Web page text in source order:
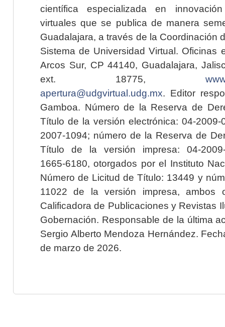
científica especializada en
virtuales que se publica de manera
Guadalajara, a través de la Coordinación
Sistema de Universidad Virtual. Oficinas
Arcos Sur, CP 44140, Guadalajara,
ext. 18775,
apertura@udgvirtual.udg.mx. Editor
Gamboa. Número de la Reserva de
Título de la versión electrónica: 04-2009-
2007-1094; número de la Reserva de
Título de la versión impresa: 04-2009-
1665-6180, otorgados por el Instituto
Número de Licitud de Título: 13449 y
11022 de la versión impresa, ambos
Calificadora de Publicaciones y Revistas
Gobernación. Responsable de la última
Sergio Alberto Mendoza Hernández.
de marzo de 2026.